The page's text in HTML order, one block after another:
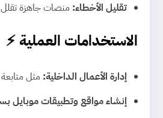
تقليل الأخطاء: منصات جاهزة تقلل
الاستخدامات العملية ⚡
إدارة الأعمال الداخلية: مثل متابعة
إنشاء مواقع وتطبيقات موبايل